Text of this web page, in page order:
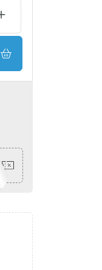
AUMENTAR UMA